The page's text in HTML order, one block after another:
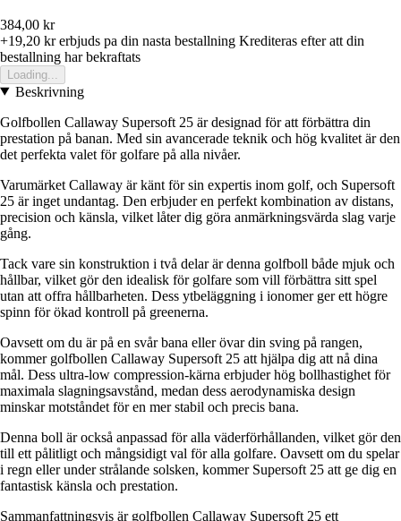
384,00 kr
+19,20 krerbjuds pa din nasta bestallning Krediteras efter att din
bestallning har bekraftats
Loading...
Beskrivning
Golfbollen Callaway Supersoft 25 är designad för att förbättra din
prestation på banan. Med sin avancerade teknik och hög kvalitet är den
det perfekta valet för golfare på alla nivåer.
Varumärket Callaway är känt för sin expertis inom golf, och Supersoft
25 är inget undantag. Den erbjuder en perfekt kombination av distans,
precision och känsla, vilket låter dig göra anmärkningsvärda slag varje
gång.
Tack vare sin konstruktion i två delar är denna golfboll både mjuk och
hållbar, vilket gör den idealisk för golfare som vill förbättra sitt spel
utan att offra hållbarheten. Dess ytbeläggning i ionomer ger ett högre
spinn för ökad kontroll på greenerna.
Oavsett om du är på en svår bana eller övar din sving på rangen,
kommer golfbollen Callaway Supersoft 25 att hjälpa dig att nå dina
mål. Dess ultra-low compression-kärna erbjuder hög bollhastighet för
maximala slagningsavstånd, medan dess aerodynamiska design
minskar motståndet för en mer stabil och precis bana.
Denna boll är också anpassad för alla väderförhållanden, vilket gör den
till ett pålitligt och mångsidigt val för alla golfare. Oavsett om du spelar
i regn eller under strålande solsken, kommer Supersoft 25 att ge dig en
fantastisk känsla och prestation.
Sammanfattningsvis är golfbollen Callaway Supersoft 25 ett